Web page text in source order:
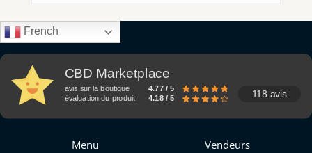
French
CBD Marketplace
avis sur la boutique
4.77 / 5
évaluation du produit
4.18 / 5 118 avis
Menu
Vendeurs